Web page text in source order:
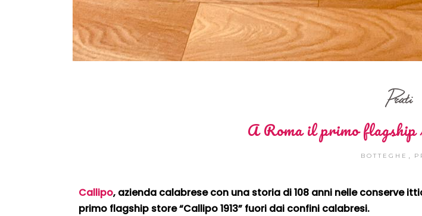
Prati
A Roma il primo flagship
BOTTEGHE
Callipo, azienda calabrese con una storia di 108 anni nelle conserve
primo flagship store “Callipo 1913” fuori dai confini calabresi.